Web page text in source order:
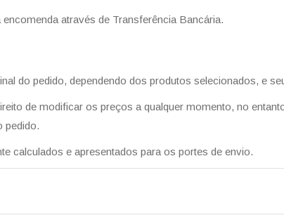
através de Transferência Bancária.
do pedido, dependendo dos produtos selecionados, e
de modificar os preços a qualquer momento, no
pedido.
calculados e apresentados para os portes de envio.